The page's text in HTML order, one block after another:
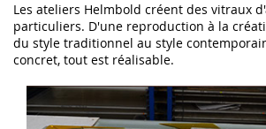
Les ateliers Helmbold créent des vitraux
particuliers. D'une reproduction à la
du style traditionnel au style
concret, tout est réalisable.